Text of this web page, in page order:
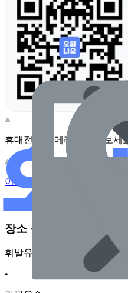
휴대전화 카메라로 찍어보세요
이 주유소의 사장님이신가요?
장소 근처 주유소
휘발유
•